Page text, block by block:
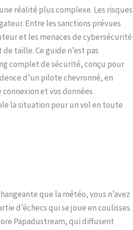
réalité plus complexe. Les risques
Entre les sanctions prévues
et les menaces de cybersécurité
taille. Ce guide n’est pas
complet de sécurité, conçu pour
d’un pilote chevronné, en
et vos données
la situation pour un vol en toute
que la météo, vous n’avez
d’échecs qui se joue en coulisses.
Papadustream, qui diffusent